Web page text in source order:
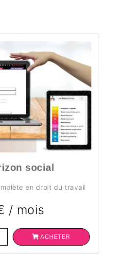
social
en droit du travail
/ mois
ACHETER